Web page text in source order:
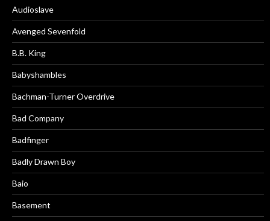
Audioslave
Avenged Sevenfold
B.B. King
Babyshambles
Bachman-Turner Overdrive
Bad Company
Badfinger
Badly Drawn Boy
Baio
Basement